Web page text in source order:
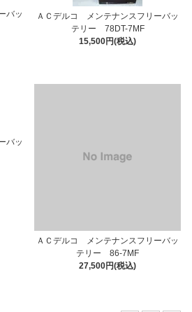
バッ
ＡＣデルコ メンテナンスフリーバッ
テリー 78DT-7MF
15,500円(税込)
バッ
ＡＣデルコ メンテナンスフリーバッ
テリー 86-7MF
27,500円(税込)